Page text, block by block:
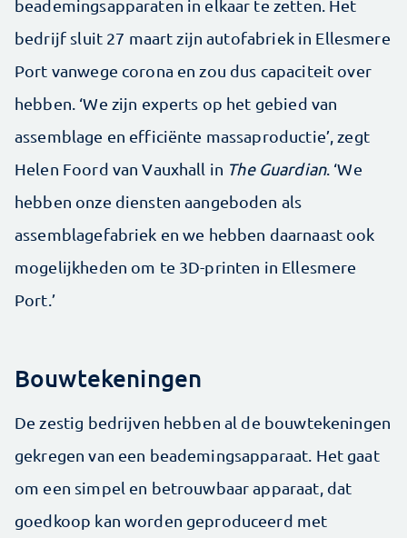
beademingsapparaten in elkaar te zetten. Het
bedrijf sluit 27 maart zijn autofabriek in Ellesmere
Port vanwege corona en zou dus capaciteit over
hebben. ‘We zijn experts op het gebied van
assemblage en efficiënte massaproductie’, zegt
Helen Foord van Vauxhall in The Guardian. ‘We
hebben onze diensten aangeboden als
assemblagefabriek en we hebben daarnaast ook
mogelijkheden om te 3D-printen in Ellesmere
Port.’
Bouwtekeningen
De zestig bedrijven hebben al de bouwtekeningen
gekregen van een beademingsapparaat. Het gaat
om een simpel en betrouwbaar apparaat, dat
goedkoop kan worden geproduceerd met